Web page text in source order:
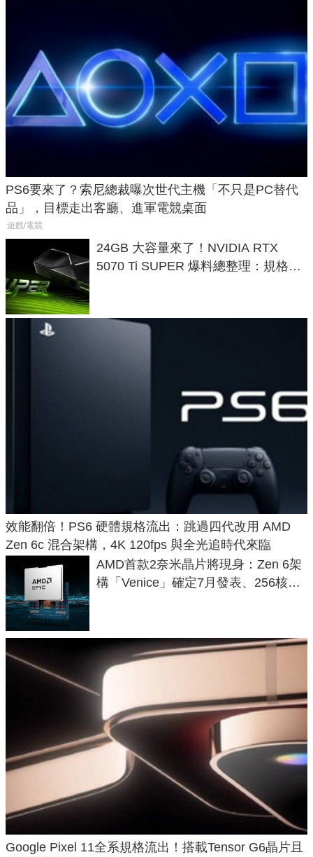
PS6要來了？索尼總裁曝次世代主機「不只是PC替代
品」，目標走出客廳、進軍電競桌面
遊戲/電競
24GB 大容量來了！NVIDIA RTX
5070 Ti SUPER 爆料總整理：規格、
效能翻倍！PS6 硬體規格流出：跳過四代改用 AMD
Zen 6c 混合架構，4K 120fps 與全光追時代來臨
AMD首款2奈米晶片將現身：Zen 6架
構「Venice」確定7月發表、256核心
Google Pixel 11全系規格流出！搭載Tensor G6晶片且